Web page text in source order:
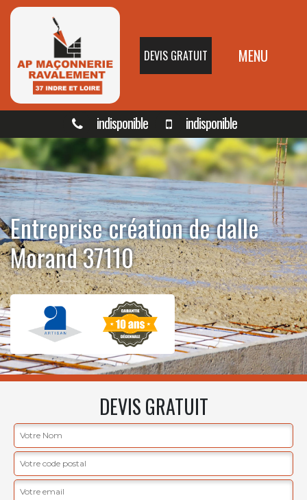
DEVIS GRATUIT MENU
indisponible indisponible
Entreprise création de dalle
Morand 37110
DEVIS GRATUIT